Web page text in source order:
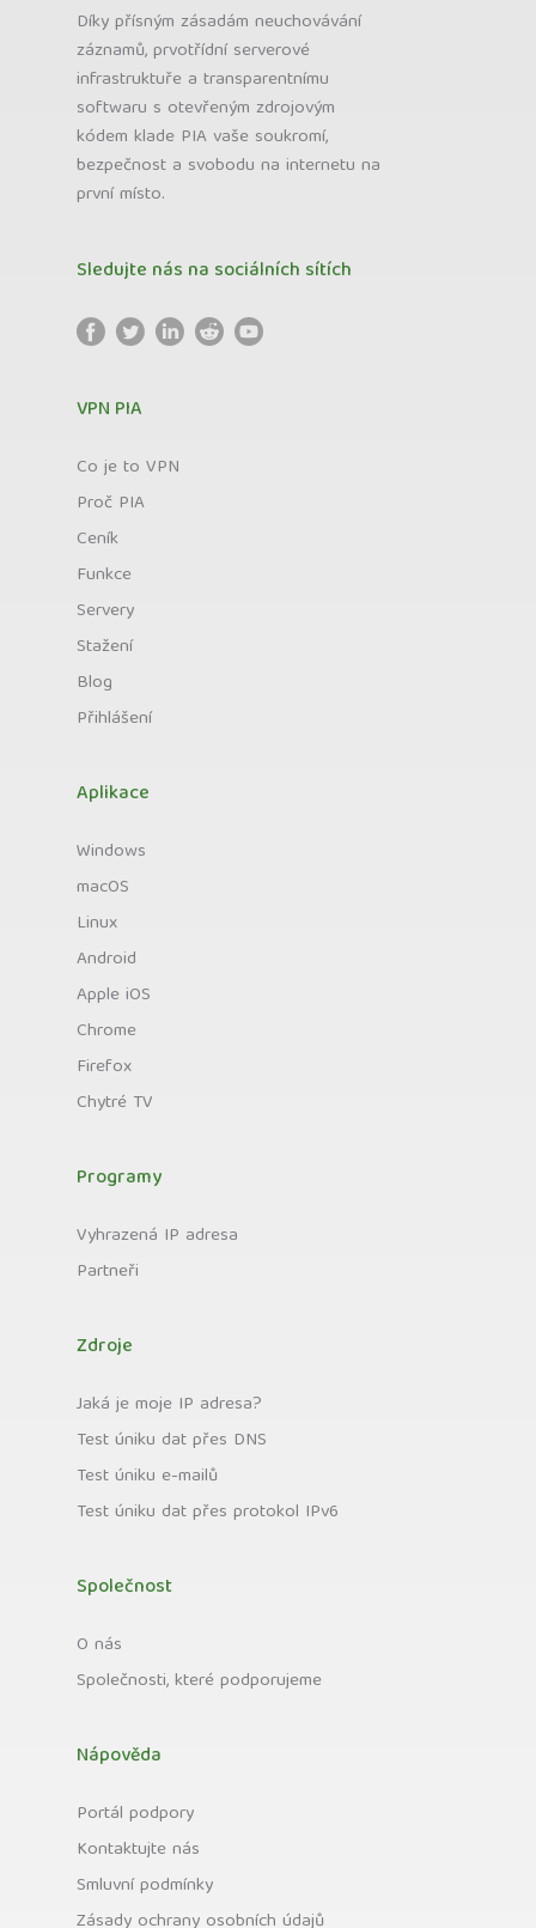
Díky přísným zásadám neuchovávání
záznamů, prvotřídní serverové
infrastruktuře a transparentnímu
softwaru s otevřeným zdrojovým
kódem klade PIA vaše soukromí,
bezpečnost a svobodu na internetu na
první místo.
Sledujte nás na sociálních sítích
VPN PIA
Co je to VPN
Proč PIA
Ceník
Funkce
Servery
Stažení
Blog
Přihlášení
Aplikace
Windows
macOS
Linux
Android
Apple iOS
Chrome
Firefox
Chytré TV
Programy
Vyhrazená IP adresa
Partneři
Zdroje
Jaká je moje IP adresa?
Test úniku dat přes DNS
Test úniku e-mailů
Test úniku dat přes protokol IPv6
Společnost
O nás
Společnosti, které podporujeme
Nápověda
Portál podpory
Kontaktujte nás
Smluvní podmínky
Zásady ochrany osobních údajů